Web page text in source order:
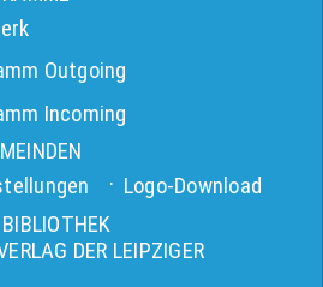
Outgoing
Incoming
Logo-Download
BIBLIOTHEK
DER LEIPZIGER